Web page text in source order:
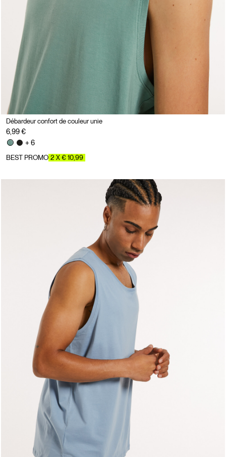
Débardeur confort de couleur unie
6,99 €
+ 6
BEST PROMO 2 X € 10,99